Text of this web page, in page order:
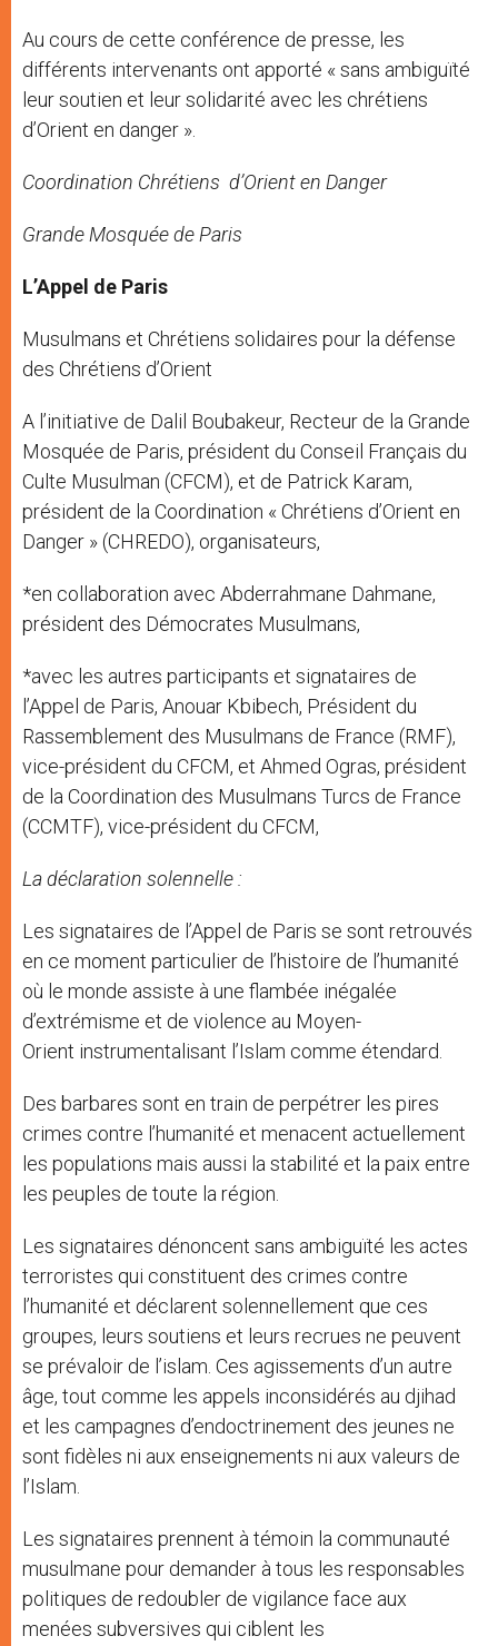
Au cours de cette conférence de presse, les
différents intervenants ont apporté « sans ambiguïté
leur soutien et leur solidarité avec les chrétiens
d’Orient en danger ».
Coordination Chrétiens d’Orient en Danger
Grande Mosquée de Paris
L’Appel de Paris
Musulmans et Chrétiens solidaires pour la défense
des Chrétiens d’Orient
A l’initiative de Dalil Boubakeur, Recteur de la Grande
Mosquée de Paris, président du Conseil Français du
Culte Musulman (CFCM), et de Patrick Karam,
président de la Coordination « Chrétiens d’Orient en
Danger » (CHREDO), organisateurs,
*en collaboration avec Abderrahmane Dahmane,
président des Démocrates Musulmans,
*avec les autres participants et signataires de
l’Appel de Paris, Anouar Kbibech, Président du
Rassemblement des Musulmans de France (RMF),
vice-président du CFCM, et Ahmed Ogras, président
de la Coordination des Musulmans Turcs de France
(CCMTF), vice-président du CFCM,
La déclaration solennelle :
Les signataires de l’Appel de Paris se sont retrouvés
en ce moment particulier de l’histoire de l’humanité
où le monde assiste à une flambée inégalée
d’extrémisme et de violence au Moyen-
Orient instrumentalisant l’Islam comme étendard.
Des barbares sont en train de perpétrer les pires
crimes contre l’humanité et menacent actuellement
les populations mais aussi la stabilité et la paix entre
les peuples de toute la région.
Les signataires dénoncent sans ambiguïté les actes
terroristes qui constituent des crimes contre
l’humanité et déclarent solennellement que ces
groupes, leurs soutiens et leurs recrues ne peuvent
se prévaloir de l’islam. Ces agissements d’un autre
âge, tout comme les appels inconsidérés au djihad
et les campagnes d’endoctrinement des jeunes ne
sont fidèles ni aux enseignements ni aux valeurs de
l’Islam.
Les signataires prennent à témoin la communauté
musulmane pour demander à tous les responsables
politiques de redoubler de vigilance face aux
menées subversives qui ciblent les